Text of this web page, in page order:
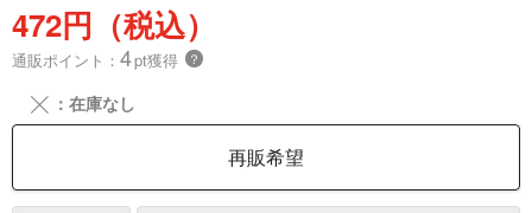
472円（税込）
通販ポイント： 4pt獲得 ？
╳ ：在庫なし
再販希望